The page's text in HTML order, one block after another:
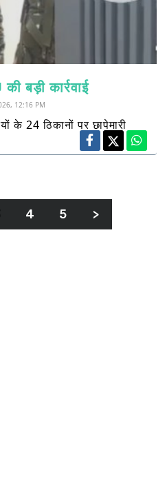
बड़ी कार्रवाई
12:16 PM
के 24 ठिकानों पर छापेमारी
4 5 >